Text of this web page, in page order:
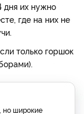
дня их нужно
где на них не
только горшок
но широкие